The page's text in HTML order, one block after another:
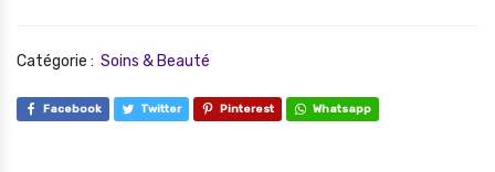
Catégorie : Soins & Beauté
Facebook Twitter Pinterest Whatsapp